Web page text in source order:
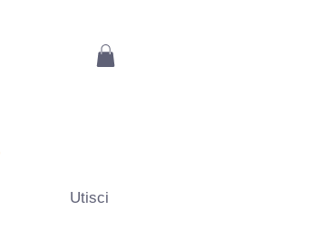
Utisci